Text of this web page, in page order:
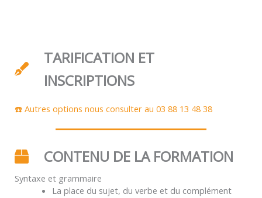
TARIFICATION ET
INSCRIPTIONS
☎️ Autres options nous consulter au 03 88 13 48 38
CONTENU DE LA FORMATION
Syntaxe et grammaire
La place du sujet, du verbe et du complément